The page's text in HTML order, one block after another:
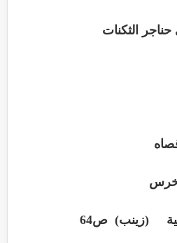
الثكنات
(زينب) ص64